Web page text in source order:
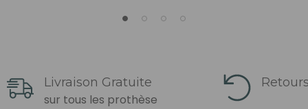
Livraison Gratuite
sur tous les prothèse